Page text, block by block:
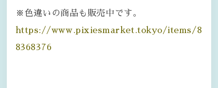
※色違いの商品も販売中です。
https://www.pixiesmarket.tokyo/items/8
8368376